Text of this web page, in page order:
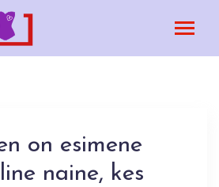
on esimene
naine, kes